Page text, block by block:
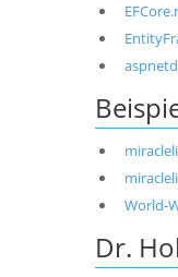
World-
Dr.